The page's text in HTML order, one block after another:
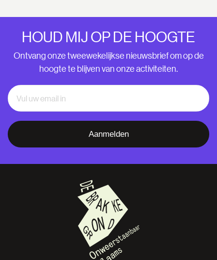
HOUD MIJ OP DE HOOGTE
Ontvang onze tweewekelijkse nieuwsbrief om op de
hoogte te blijven van onze activiteiten.
Aanmelden